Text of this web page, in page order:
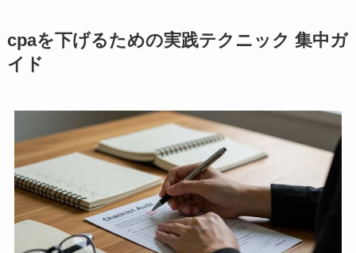
cpaを下げるための実践テクニック 集中ガ
イド